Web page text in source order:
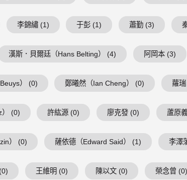
李錦繡 (1) 于彭 (1) 蕭勤 (3)
漢斯．貝爾廷（Hans Belting） (4) 阿岡本 (3)
） (0) 鄭曦然（Ian Cheng） (0) 蘿
） (0) 許紘源 (0) 廖克發 (0) 蘆原
） (0) 薩依德（Edward Said） (1) 李澤
王維明 (0) 陳以文 (0) 榮念曾 (0)